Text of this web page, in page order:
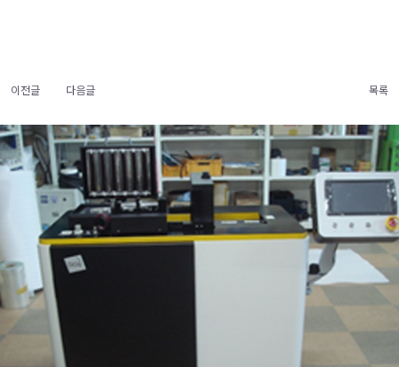
이전글 다음글 목록